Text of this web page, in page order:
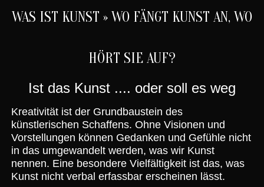
WAS IST KUNST » WO FÄNGT KUNST AN, WO
HÖRT SIE AUF?
Ist das Kunst .... oder soll es weg
Kreativität ist der Grundbaustein des
künstlerischen Schaffens. Ohne Visionen und
Vorstellungen können Gedanken und Gefühle nicht
in das umgewandelt werden, was wir Kunst
nennen. Eine besondere Vielfältigkeit ist das, was
Kunst nicht verbal erfassbar erscheinen lässt.